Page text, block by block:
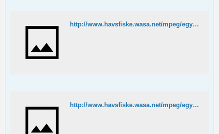
http://www.havsfiske.wasa.net/mpeg/egypten/tigerfisk.MPG
http://www.havsfiske.wasa.net/mpeg/egypten/happylanding.MPG